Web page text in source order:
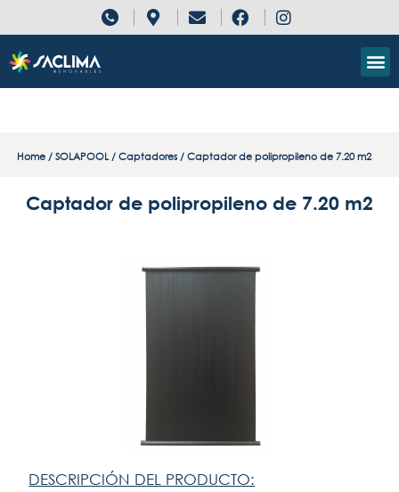
Home/ SOLAPOOL/ Captadores/ Captador de polipropileno de 7.20 m2
Captador de polipropileno de 7.20 m2
DESCRIPCIÓN DEL PRODUCTO: